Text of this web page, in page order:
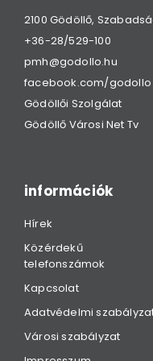
2100 Gödöllő,
+36-28/529-100
pmh@godollo.hu
facebook.com/godollo
Gödöllői Szolgálat
Gödöllő Városi Net Tv
információk
Hírek
Közérdekű
telefonszámok
Kapcsolat
Adatvédelmi
Városi szabályzat